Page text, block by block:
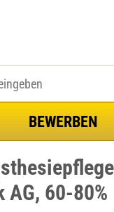
60-80%